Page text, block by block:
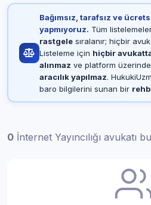
Bağımsız, tarafsız ve
yapmıyoruz. Tüm
rastgelesıralanır; hiçbir
Listeleme için hiçbir
alınmaz ve platform
aracılık yapılmaz.
baro bilgilerini sunan bir
0 İnternet Yayıncılığı avukatı